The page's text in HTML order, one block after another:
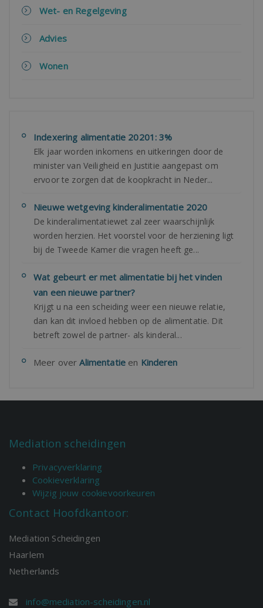
Wet- en Regelgeving
Advies
Wonen
Indexering alimentatie 20201: 3%
Elk jaar worden inkomens en uitkeringen door de
minister van Veiligheid en Justitie aangepast om
ervoor te zorgen dat de koopkracht in Neder...
Nieuwe wetgeving kinderalimentatie 2020
De kinderalimentatiewet zal zeer waarschijnlijk
worden herzien. Het voorstel voor de herziening ligt
bij de Tweede Kamer die vragen heeft ge...
Wat gebeurt er met alimentatie bij het vinden
van een nieuwe partner?
​Krijgt u na een scheiding weer een nieuwe relatie,
dan kan dit invloed hebben op de alimentatie. Dit
betreft zowel de partner- als kinderal...
Meer overAlimentatieen Kinderen
Mediation scheidingen
Privacyverklaring
Cookieverklaring
Wijzig jouw cookievoorkeuren
Contact Hoofdkantoor:
Mediation Scheidingen
Haarlem
Netherlands
info@mediation-scheidingen.nl